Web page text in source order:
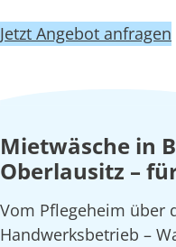
Jetzt Angebot anfragen
Mietwäsche in
Oberlausitz –
Vom Pflegeheim über
Handwerksbetrieb –